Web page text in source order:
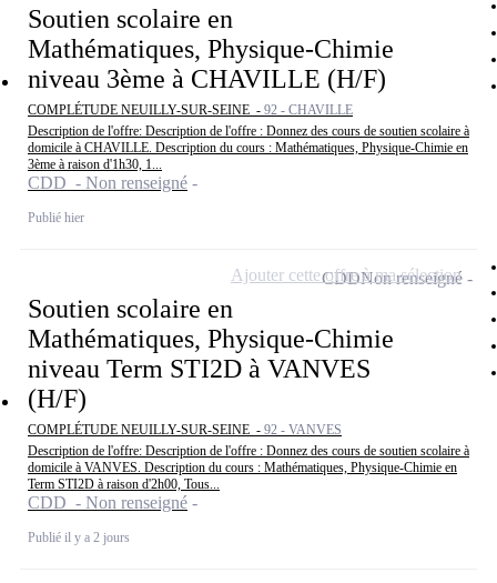
Soutien scolaire en
Mathématiques, Physique-Chimie
niveau 3ème à CHAVILLE (H/F)
COMPLÉTUDE NEUILLY-SUR-SEINE - 92 - CHAVILLE
Description de l'offre: Description de l'offre : Donnez des cours de soutien scolaire à
domicile à CHAVILLE. Description du cours : Mathématiques, Physique-Chimie en
3ème à raison d'1h30, 1...
CDD - Non renseigné
Publié hier
Soutien scolaire en
Mathématiques, Physique-Chimie
niveau Term STI2D à VANVES
(H/F)
COMPLÉTUDE NEUILLY-SUR-SEINE - 92 - VANVES
Description de l'offre: Description de l'offre : Donnez des cours de soutien scolaire à
domicile à VANVES. Description du cours : Mathématiques, Physique-Chimie en
Term STI2D à raison d'2h00, Tous...
CDD - Non renseigné
Publié il y a 2 jours
CDDNon renseigné
Ajouter cette offre à ma sélection